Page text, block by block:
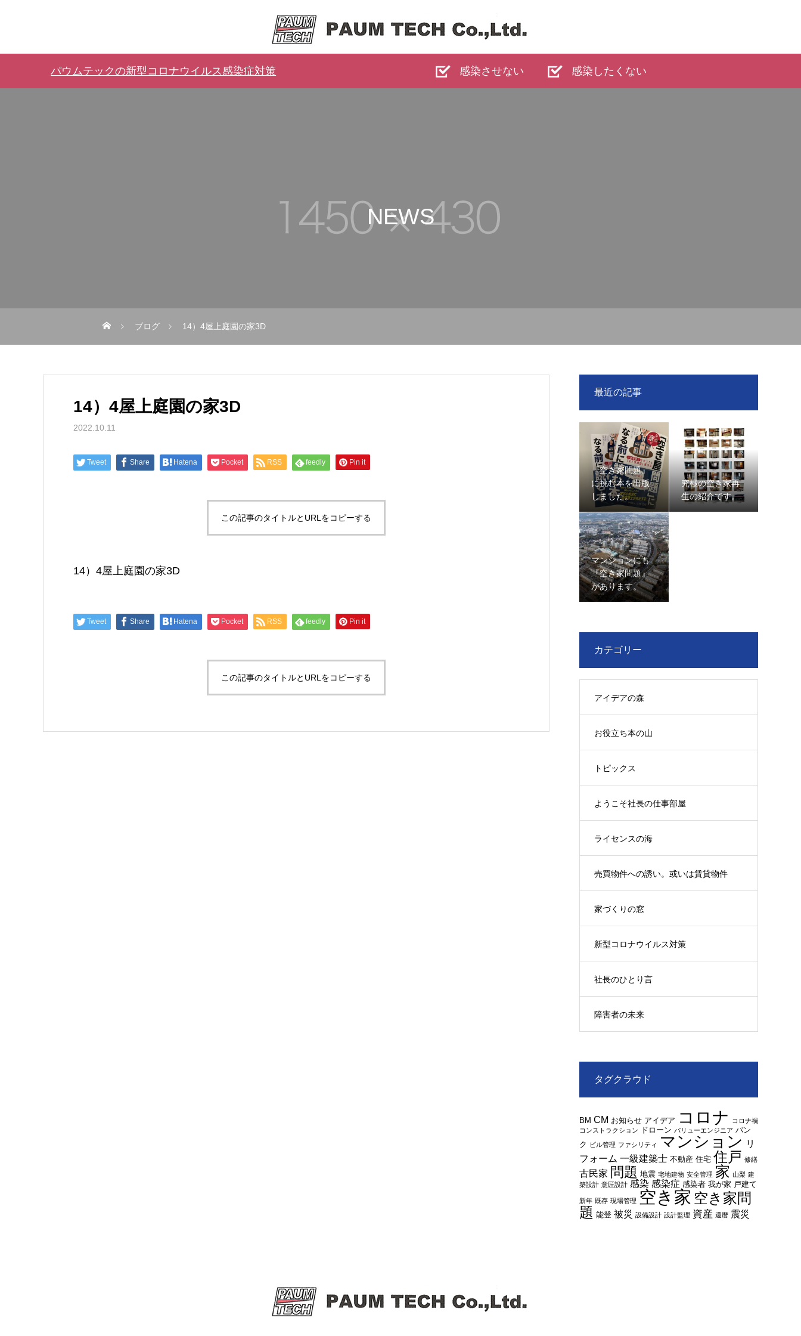
パウムテックの新型コロナウイルス感染症対策 感染させない 感染したくない
NEWS
ブログ 14）4屋上庭園の家3D
14）4屋上庭園の家3D
2022.10.11
Tweet Share Hatena Pocket RSS feedly Pin it
この記事のタイトルとURLをコピーする
14）4屋上庭園の家3D
Tweet Share Hatena Pocket RSS feedly Pin it
この記事のタイトルとURLをコピーする
最近の記事
『空き家問題』
に挑む本を出版
しました。
究極の空き家再
生の紹介です。
マンションにも
『空き家問題』
があります。
カテゴリー
アイデアの森
お役立ち本の山
トピックス
ようこそ社長の仕事部屋
ライセンスの海
売買物件への誘い。或いは賃貸物件
家づくりの窓
新型コロナウイルス対策
社長のひとり言
障害者の未来
タグクラウド
BM CM お知らせ アイデア コロナ
コロナ禍
コンストラクション
ドローン バリューエンジニア バン
ク
ビル管理 ファシリティ マンション リ
フォーム 一級建築士 不動産 住宅 住戸 修繕
古民家 問題 地震 宅地建物 安全管理 家 山梨 建
築設計 意匠設計 感染 感染症 感染者 我が家 戸建て
新年 既存 現場管理 空き家 空き家問
題 能登 被災 設備設計 設計監理 資産 還暦 震災